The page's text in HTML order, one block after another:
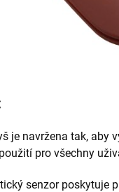
je navržena tak, aby
pro všechny
senzor poskytuje